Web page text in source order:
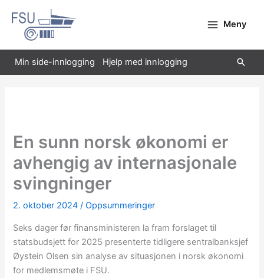
rett
innholdet
Meny
Min side-innlogging Hjelp med innlogging Søk
En sunn norsk økonomi er
avhengig av internasjonale
svingninger
2. oktober 2024/Oppsummeringer
Seks dager før finansministeren la fram forslaget til
statsbudsjett for 2025 presenterte tidligere sentralbanksjef
Øystein Olsen sin analyse av situasjonen i norsk økonomi
for medlemsmøte i FSU.